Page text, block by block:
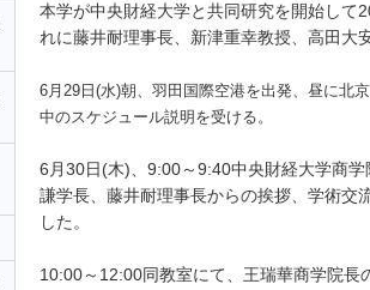
本学が中央財経大学と共同研究を開始して
れに藤井耐理事長、新津重幸教授、高田大
6月29日(水)朝、羽田国際空港を出発、昼に北
中のスケジュール説明を受ける。
6月30日(木)、9:00～9:40中央財経大学商
謙学長、藤井耐理事長からの挨拶、学術交
した。
10:00～12:00同教室にて、王瑞華商学院